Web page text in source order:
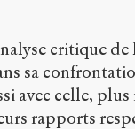
critique
sa
avec celle, plus
rapports